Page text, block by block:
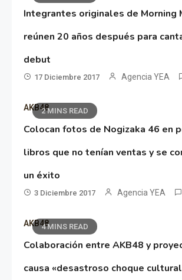
Integrantes originales de Morning
reúnen 20 años después para
debut
17 Diciembre 2017 Agencia YEA
2 MINS READ
AKB48
Colocan fotos de Nogizaka 46 en
libros que no tenían ventas y se
un éxito
3 Diciembre 2017 Agencia YEA
4 MINS READ
AKB48
Colaboración entre AKB48 y
causa «desastroso choque